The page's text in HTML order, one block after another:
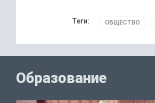
Теги: ОБЩЕСТВО
Образование